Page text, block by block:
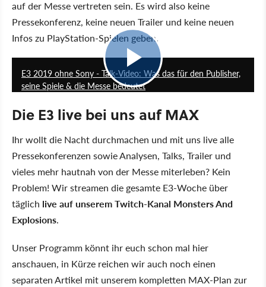
auf der Messe vertreten sein. Es wird also keine
Pressekonferenz, keine neuen Trailer und keine neuen
Infos zu PlayStation-Spielen geben.
E3 2019 ohne Sony - Talk-Video: Was das für den Publisher,
seine Spiele & die Messe bedeutet
Die E3 live bei uns auf MAX
Ihr wollt die Nacht durchmachen und mit uns live alle
Pressekonferenzen sowie Analysen, Talks, Trailer und
vieles mehr hautnah von der Messe miterleben? Kein
Problem! Wir streamen die gesamte E3-Woche über
täglich live auf unserem Twitch-Kanal Monsters And
Explosions.
Unser Programm könnt ihr euch schon mal hier
anschauen, in Kürze reichen wir auch noch einen
separaten Artikel mit unserem kompletten MAX-Plan zur